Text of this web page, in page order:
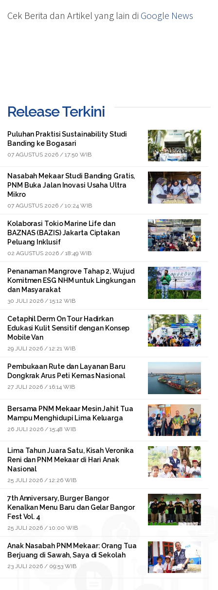
Cek Berita dan Artikel yang lain di Google News
Release Terkini
Puluhan Praktisi Sustainability Studi
Banding ke Bogasari
07 AGUSTUS 2026 / 17:50 WIB
Nasabah Mekaar Studi Banding Gratis,
PNM Buka Jalan Inovasi Usaha Ultra
Mikro
07 AGUSTUS 2026 / 10:24 WIB
Kolaborasi Tokio Marine Life dan
BAZNAS (BAZIS) Jakarta Ciptakan
Peluang Inklusif
02 AGUSTUS 2026 / 18:49 WIB
Penanaman Mangrove Tahap 2, Wujud
Komitmen ESG NHM untuk Lingkungan
dan Masyarakat
30 JULI 2026 / 15:12 WIB
Cetaphil Derm On Tour Hadirkan
Edukasi Kulit Sensitif dengan Konsep
Mobile Van
29 JULI 2026 / 12:21 WIB
Pembukaan Rute dan Layanan Baru
Dongkrak Arus Peti Kemas Nasional
27 JULI 2026 / 16:14 WIB
Bersama PNM Mekaar Mesin Jahit Tua
Mampu Menghidupi Lima Keluarga
26 JULI 2026 / 15:48 WIB
Lima Tahun Juara Satu, Kisah Veronika
Reni dan PNM Mekaar di Hari Anak
Nasional
25 JULI 2026 / 12:26 WIB
7th Anniversary, Burger Bangor
Kenalkan Menu Baru dan Gelar Bangor
Fest Vol. 4
25 JULI 2026 / 10:00 WIB
Anak Nasabah PNM Mekaar: Orang Tua
Berjuang di Sawah, Saya di Sekolah
23 JULI 2026 / 09:53 WIB